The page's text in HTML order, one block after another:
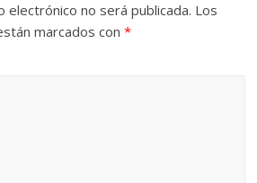
electrónico no será publicada. Los
marcados con*